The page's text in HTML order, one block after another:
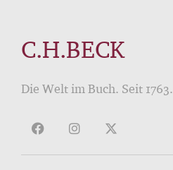
C.H.BECK
Die Welt im Buch. Seit 1763.